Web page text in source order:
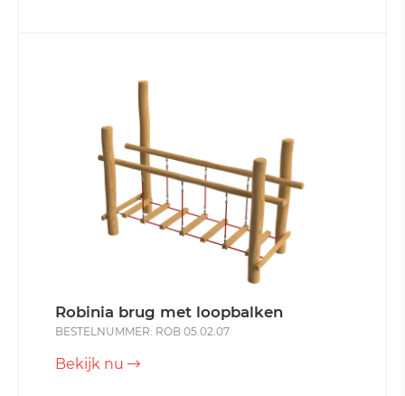
Robinia brug met loopbalken
BESTELNUMMER: ROB 05.02.07
Bekijk nu